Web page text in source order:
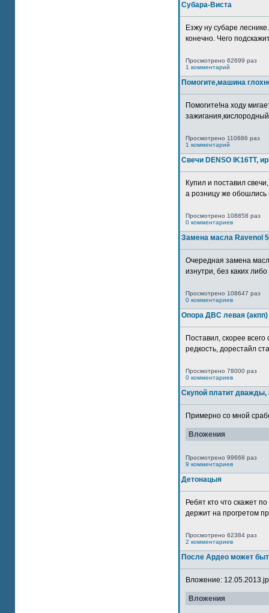
Субара-Виста
Езжу ну субаре
конечно. Чего
Просмотрено 62699 раз
1 комментарий
Помогите,машина
Помогите!на ходу
Просмотрено 110686 раз
1 комментарий
Свечи DENSO IK16TT,
Купил и поставил
а розницу же обошлись
Просмотрено 108858 раз
0 комментариев
Замена масла Ravenol
Очередная замена
изнутри, без каких
Просмотрено 108647 раз
0 комментариев
Опора ДВС левая (акпп)
Поставил, скорее
редкость, дорестайл
Просмотрено 78000 раз
0 комментариев
Скупой платит
Примерно со мной
Вложения
Просмотрено 99668 раз
9 комментариев
Детонацыя
Ребят кто что скажет
держит на прогретом
Просмотрено 62384 раз
2 комментариев
После Ардео может
Вложение:
Вложения